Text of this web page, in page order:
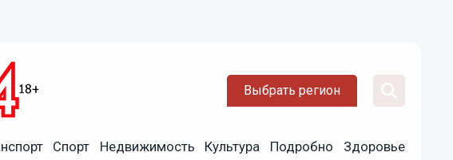
Выбрать регион
Спорт Недвижимость Культура Подробно Здоровье